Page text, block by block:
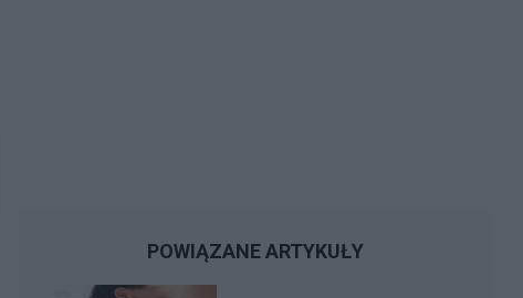
POWIĄZANE ARTYKUŁY